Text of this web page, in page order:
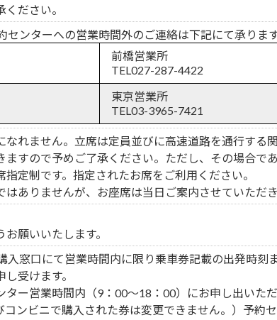
ださい。
ンターへの営業時間外のご連絡は下記にて承ります
前橋営業所
TEL 027-287-4422
東京営業所
TEL 03-3965-7421
れません。立席は定員並びに高速道路を通行する
すので予めご了承ください。ただし、その場合であ
定制です。指定されたお席をご利用ください。
ありませんが、お座席は当日ご案内させていただき
願いいたします。
窓口にて営業時間内に限り乗車券記載の出発時刻
受けます。
ー営業時間内（9：00～18：00）にお申し出いた
ンビニで購入された券は変更できません。）予約